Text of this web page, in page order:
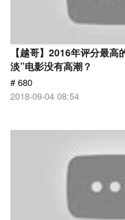
【越哥】2016年评分最
淡”电影没有高潮？
# 680
2018-09-04 08:54